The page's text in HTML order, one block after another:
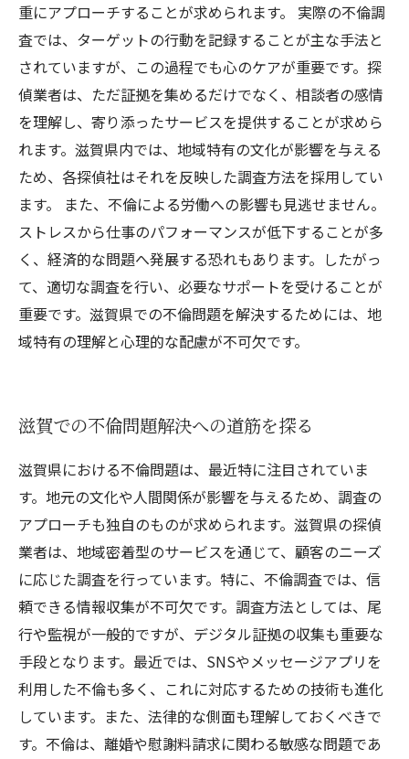
重にアプローチすることが求められます。 実際の不倫調
査では、ターゲットの行動を記録することが主な手法と
されていますが、この過程でも心のケアが重要です。探
偵業者は、ただ証拠を集めるだけでなく、相談者の感情
を理解し、寄り添ったサービスを提供することが求めら
れます。滋賀県内では、地域特有の文化が影響を与える
ため、各探偵社はそれを反映した調査方法を採用してい
ます。 また、不倫による労働への影響も見逃せません。
ストレスから仕事のパフォーマンスが低下することが多
く、経済的な問題へ発展する恐れもあります。したがっ
て、適切な調査を行い、必要なサポートを受けることが
重要です。滋賀県での不倫問題を解決するためには、地
域特有の理解と心理的な配慮が不可欠です。
滋賀での不倫問題解決への道筋を探る
滋賀県における不倫問題は、最近特に注目されていま
す。地元の文化や人間関係が影響を与えるため、調査の
アプローチも独自のものが求められます。滋賀県の探偵
業者は、地域密着型のサービスを通じて、顧客のニーズ
に応じた調査を行っています。特に、不倫調査では、信
頼できる情報収集が不可欠です。調査方法としては、尾
行や監視が一般的ですが、デジタル証拠の収集も重要な
手段となります。最近では、SNSやメッセージアプリを
利用した不倫も多く、これに対応するための技術も進化
しています。また、法律的な側面も理解しておくべきで
す。不倫は、離婚や慰謝料請求に関わる敏感な問題であ